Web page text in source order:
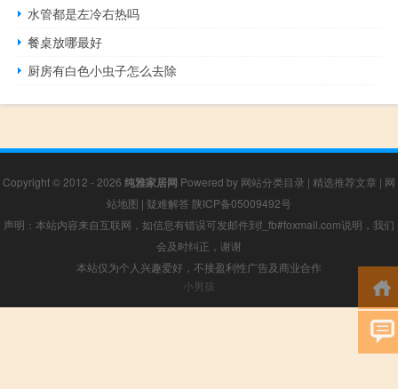
水管都是左冷右热吗
餐桌放哪最好
厨房有白色小虫子怎么去除
Copyright © 2012 - 2026 纯雅家居网 Powered by 网站分类目录 | 精选推荐文章 | 网
站地图 | 疑难解答 陕ICP备05009492号
声明：本站内容来自互联网，如信息有错误可发邮件到f_fb#foxmail.com说明，我们
会及时纠正，谢谢
本站仅为个人兴趣爱好，不接盈利性广告及商业合作
小男孩